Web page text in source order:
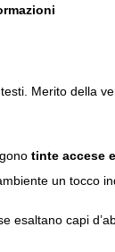
Merito della
tinte accese
un tocco
esaltano capi